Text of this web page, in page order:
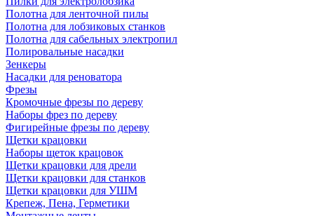
Полотна для ленточной пилы
Полотна для лобзиковых станков
Полотна для сабельных электропил
Полировальные насадки
Зенкеры
Насадки для реноватора
Фрезы
Кромочные фрезы по дереву
Наборы фрез по дереву
Фигирейные фрезы по дереву
Щетки крацовки
Наборы щеток крацовок
Щетки крацовки для дрели
Щетки крацовки для станков
Щетки крацовки для УШМ
Крепеж, Пена, Герметики